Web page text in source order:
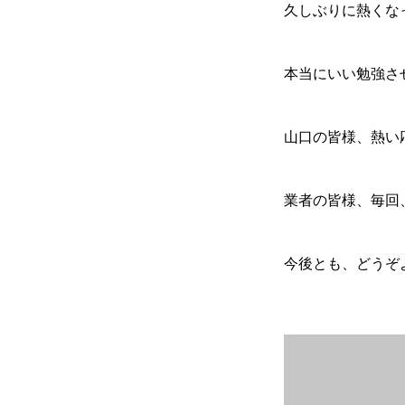
久しぶりに熱く
本当にいい勉強さ
山口の皆様、熱
業者の皆様、毎回
今後とも、どうぞ